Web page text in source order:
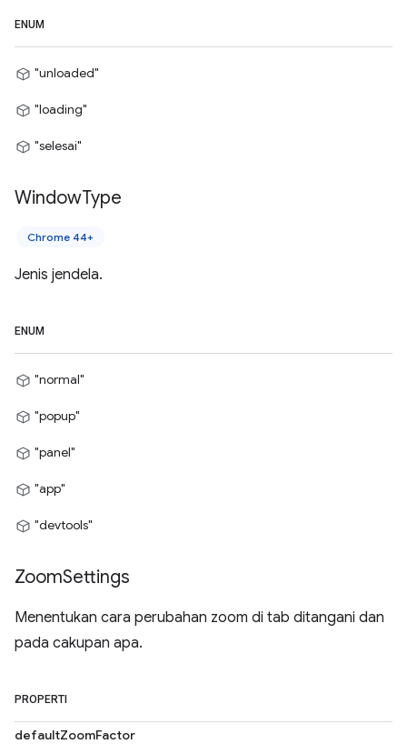
ENUM
"unloaded"
"loading"
"selesai"
WindowType
Chrome 44+
Jenis jendela.
ENUM
"normal"
"popup"
"panel"
"app"
"devtools"
ZoomSettings
Menentukan cara perubahan zoom di tab ditangani dan
pada cakupan apa.
PROPERTI
defaultZoomFactor